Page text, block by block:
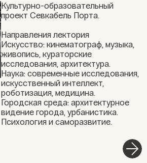
Культурно-образовательный
проект Севкабель Порта.
Направления лектория
Искусство: кинематограф, музыка,
живопись, кураторские
исследования, архитектура.
Наука: современные исследования,
искусственный интеллект,
роботизация, медицина.
Городская среда: архитектурное
видение города, урбанистика.
Психология и саморазвитие.